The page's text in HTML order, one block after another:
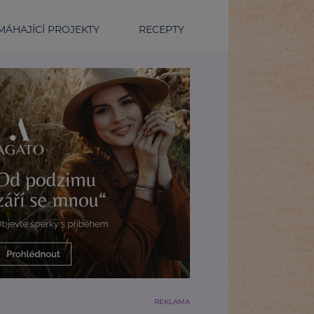
PROJEKTY RECEPTY
REKLAMA